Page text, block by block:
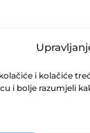
i kolačiće
i bolje razumjeli